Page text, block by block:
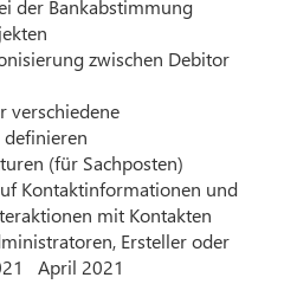
der Bankabstimmung
zwischen Debitor
verschiedene
(für Sachposten)
Kontaktinformationen und
mit Kontakten
Ersteller oder
April 2021